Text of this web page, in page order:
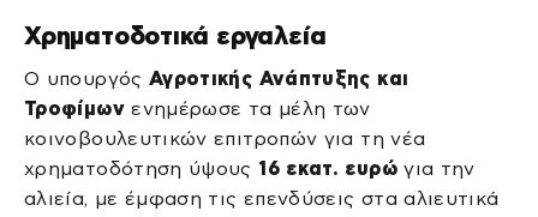
Χρηματοδοτικά εργαλεία
Ο υπουργός Αγροτικής Ανάπτυξης και
Τροφίμωνενημέρωσε τα μέλη των
κοινοβουλευτικών επιτροπών για τη νέα
χρηματοδότηση ύψους16 εκατ. ευρώγια την
αλιεία, με έμφαση τις επενδύσεις στα αλιευτικά